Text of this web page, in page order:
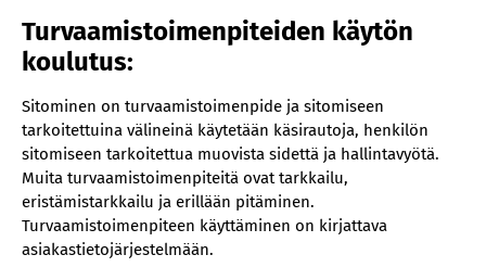
Turvaamistoimenpiteiden käytön
koulutus:
Sitominen on turvaamistoimenpide ja sitomiseen
tarkoitettuina välineinä käytetään käsirautoja, henkilön
sitomiseen tarkoitettua muovista sidettä ja hallintavyötä.
Muita turvaamistoimenpiteitä ovat tarkkailu,
eristämistarkkailu ja erillään pitäminen.
Turvaamistoimenpiteen käyttäminen on kirjattava
asiakastietojärjestelmään.